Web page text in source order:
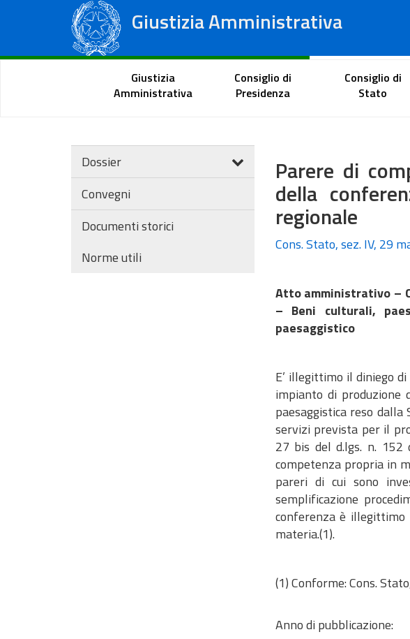
Giustizia Amministrativa
Tribunali Amministrativi Regionali
Portale del cittadino
Giustizia
Amministrativa
Consiglio di
Presidenza
Consiglio di
Stato
Dossier
Convegni
Documenti storici
Norme utili
Parere di
della
regionale
Cons. Stato, sez. IV, 29
Atto amministrativo –
– Beni culturali,
paesaggistico
E’ illegittimo il diniego
impianto di
paesaggistica reso
servizi prevista per il
27 bis del d.lgs. n.
competenza propria in
pareri di cui sono
semplificazione
conferenza è
materia.(1).
(1) Conforme: Cons.
Anno di pubblicazione: